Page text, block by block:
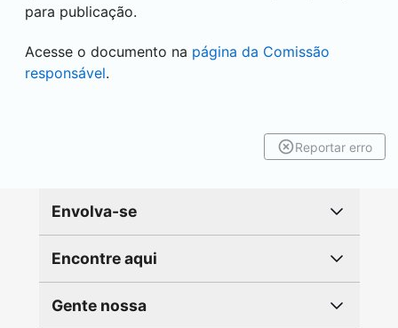
para publicação.
Acesse o documento na página da Comissão
responsável.
Reportar erro
Envolva-se
Encontre aqui
Gente nossa